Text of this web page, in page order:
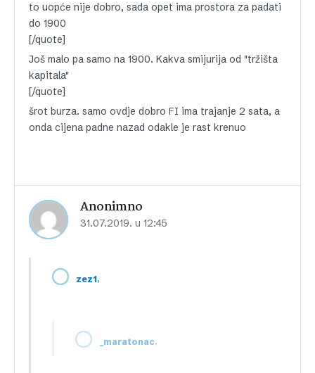
to uopće nije dobro, sada opet ima prostora za padati
do 1900
[/quote]
Još malo pa samo na 1900. Kakva smijurija od "tržišta
kapitala"
[/quote]
šrot burza. samo ovdje dobro FI ima trajanje 2 sata, a
onda cijena padne nazad odakle je rast krenuo
Anonimno
31.07.2019. u 12:45
zez1,
_maratonac,